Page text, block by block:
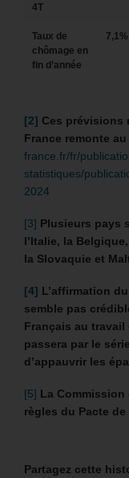
4T
Taux de
chômage en
fin d’année
7,1%
[2] Ces prévisions
France remonte au
france.fr/fr/
statistiques/
2024
[3] Plusieurs pays
l’Italie, la
la Slovaquie et
[4] L’affirmation
semble pas
Français au
passera par le
d’appauvrir les
[5] La
règles du Pacte
Partagez cette